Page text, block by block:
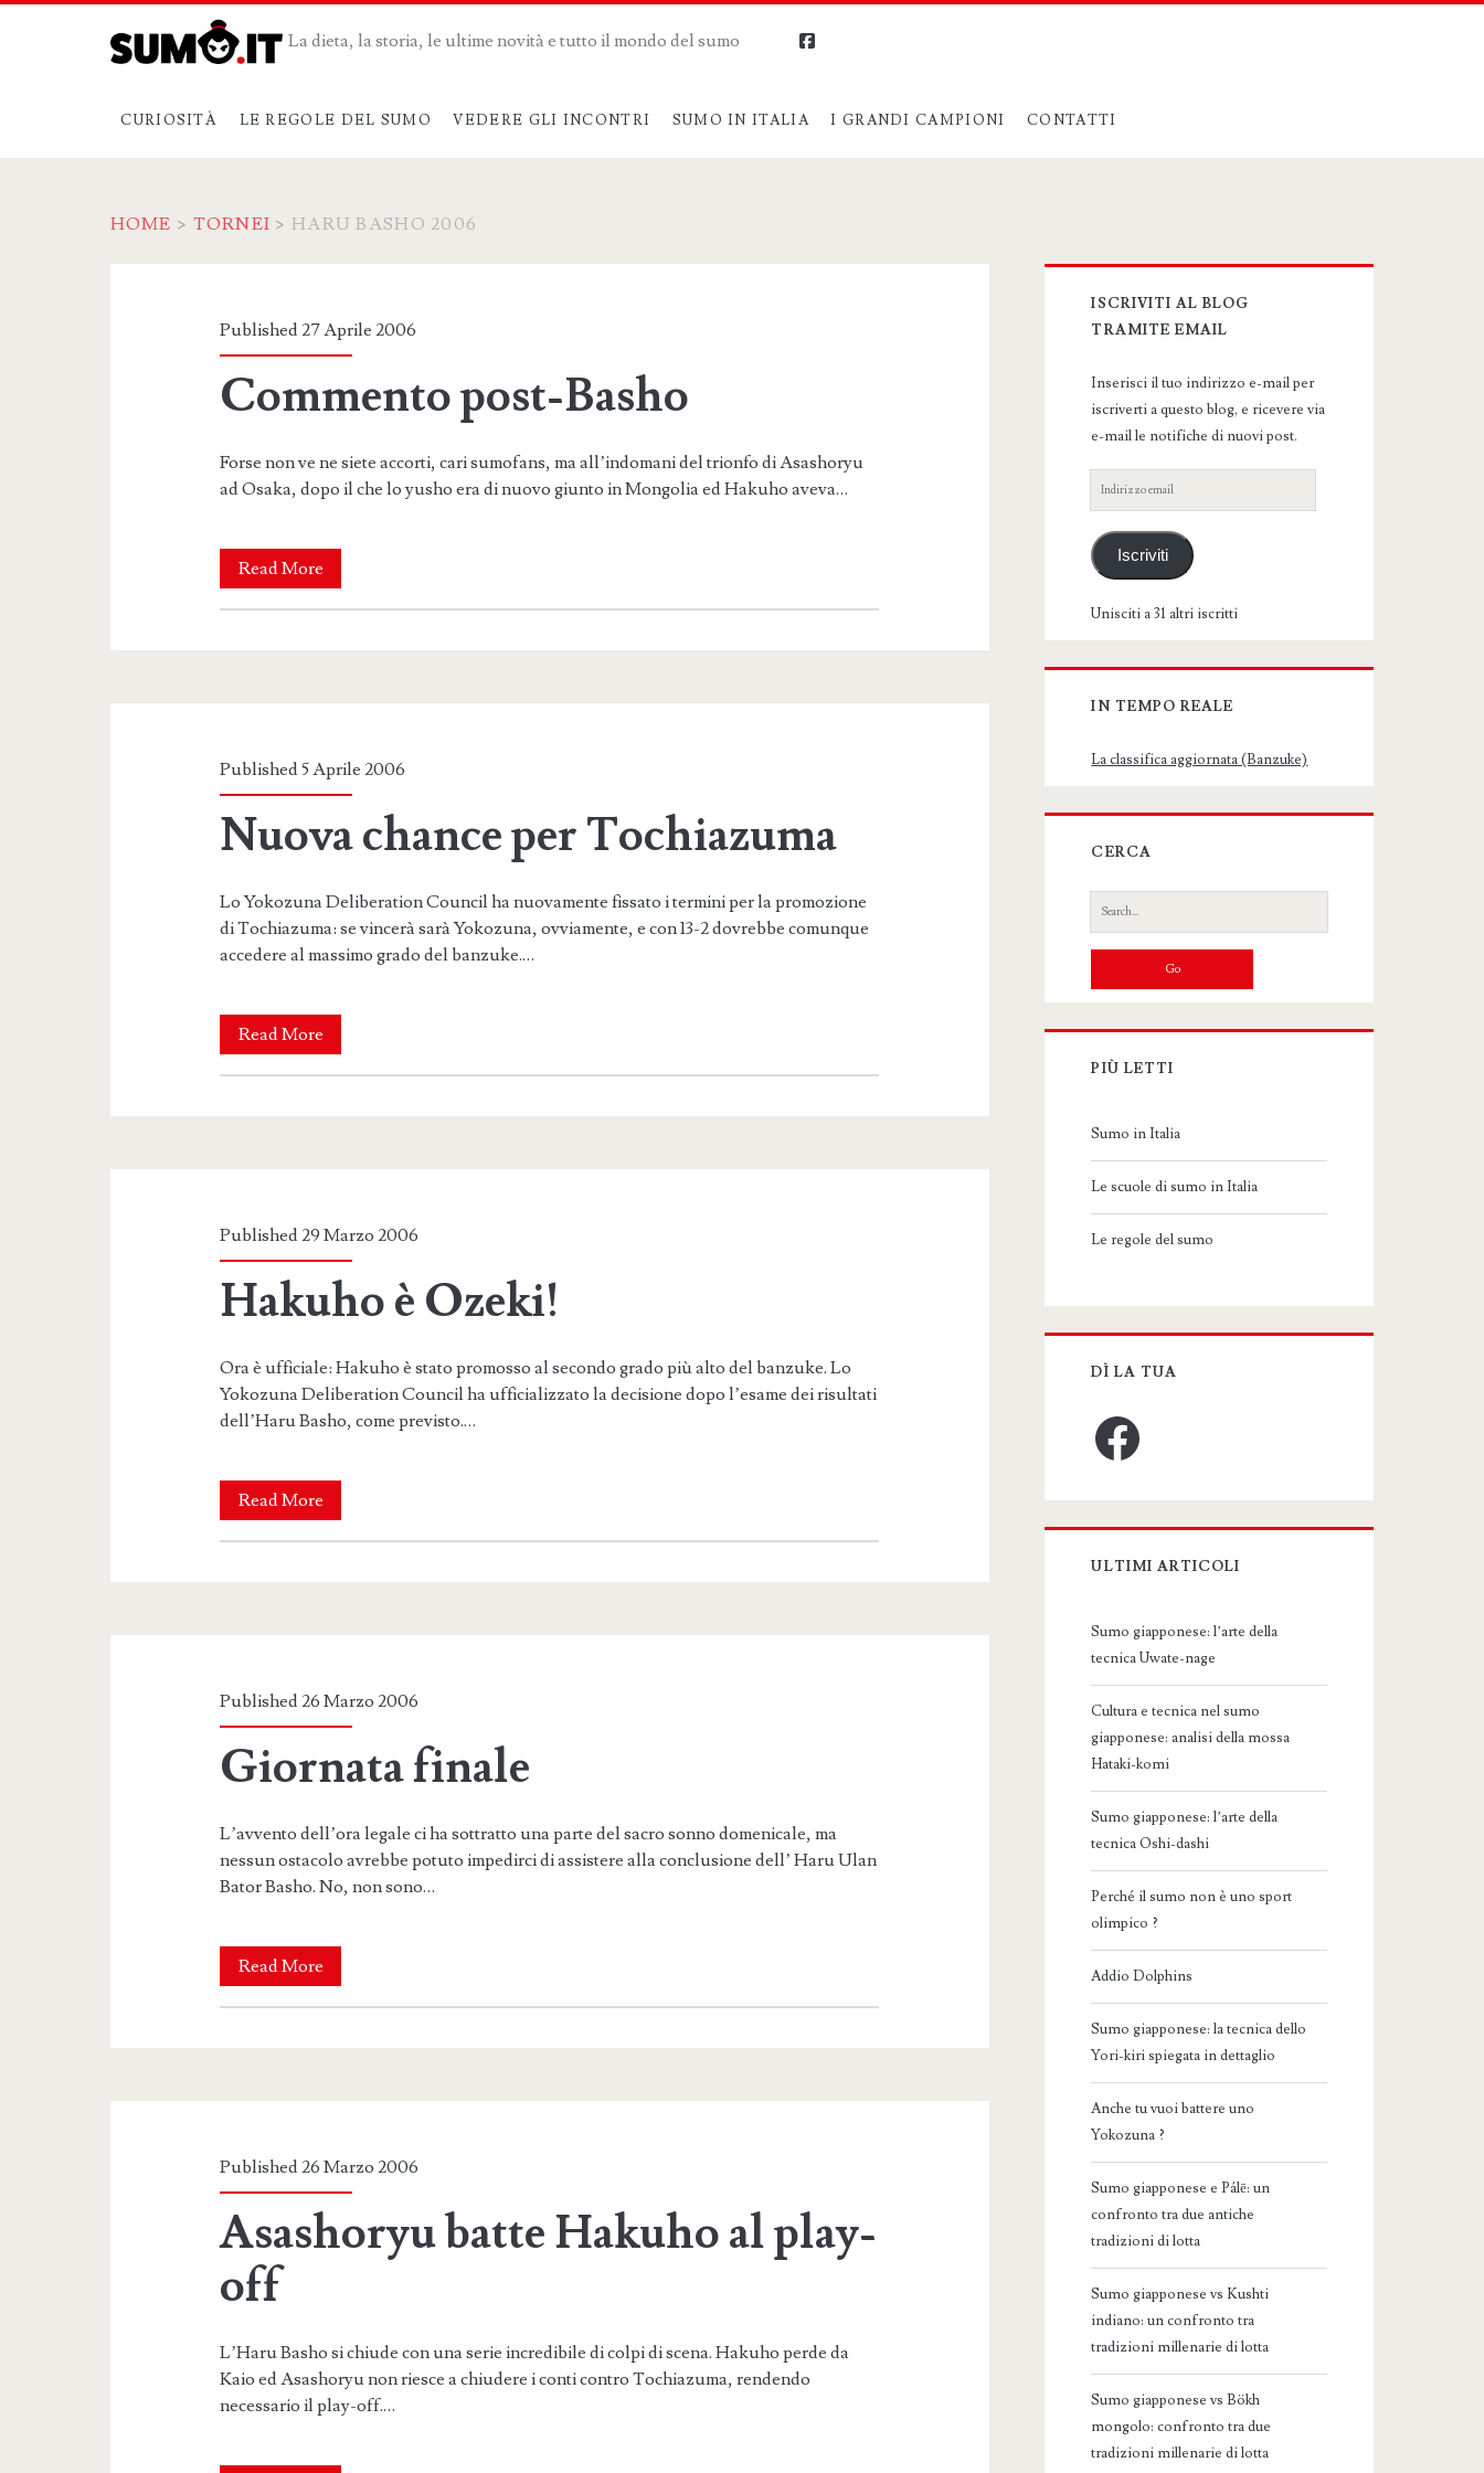
La dieta, la storia, le ultime novità e tutto il mondo del sumo
CURIOSITÀ LE REGOLE DEL SUMO VEDERE GLI INCONTRI SUMO IN ITALIA I GRANDI CAMPIONI CONTATTI
facebook
HOME > TORNEI > HARU BASHO 2006
<span>Haru
Basho
2006</span>
Published 27 Aprile 2006
Commento post-Basho
Forse non ve ne siete accorti, cari sumofans, ma all’indomani del trionfo di Asashoryu
ad Osaka, dopo il che lo yusho era di nuovo giunto in Mongolia ed Hakuho aveva…
Read MoreCommento
post-
Published 5 Aprile 2006
Nuova chance per Tochiazuma
Lo Yokozuna Deliberation Council ha nuovamente fissato i termini per la promozione
di Tochiazuma: se vincerà sarà Yokozuna, ovviamente, e con 13-2 dovrebbe comunque
accedere al massimo grado del banzuke.…
Read MoreNuova
chance
Published 29 Marzo 2006
Hakuho è Ozeki!
Ora è ufficiale: Hakuho è stato promosso al secondo grado più alto del banzuke. Lo
Yokozuna Deliberation Council ha ufficializzato la decisione dopo l’esame dei risultati
dell’Haru Basho, come previsto.…
Read MoreHakuho
è
Published 26 Marzo 2006
Giornata finale
L’avvento dell’ora legale ci ha sottratto una parte del sacro sonno domenicale, ma
nessun ostacolo avrebbe potuto impedirci di assistere alla conclusione dell’ Haru Ulan
Bator Basho. No, non sono…
Read MoreGiornata
finale
Published 26 Marzo 2006
Asashoryu batte Hakuho al play-
off
L’Haru Basho si chiude con una serie incredibile di colpi di scena. Hakuho perde da
Kaio ed Asashoryu non riesce a chiudere i conti contro Tochiazuma, rendendo
necessario il play-off.…
Primary
Sidebar
ISCRIVITI AL BLOG
TRAMITE EMAIL
Inserisci il tuo indirizzo e-mail per
iscriverti a questo blog, e ricevere via
e-mail le notifiche di nuovi post.
Indirizzo
email
Iscriviti
Unisciti a 31 altri iscritti
IN TEMPO REALE
La classifica aggiornata (Banzuke)
CERCA
Search
for:
PIÙ LETTI
Sumo in Italia
Le scuole di sumo in Italia
Le regole del sumo
DÌ LA TUA
Facebook
ULTIMI ARTICOLI
Sumo giapponese: l’arte della
tecnica Uwate-nage
Cultura e tecnica nel sumo
giapponese: analisi della mossa
Hataki-komi
Sumo giapponese: l’arte della
tecnica Oshi-dashi
Perché il sumo non è uno sport
olimpico ?
Addio Dolphins
Sumo giapponese: la tecnica dello
Yori-kiri spiegata in dettaglio
Anche tu vuoi battere uno
Yokozuna ?
Sumo giapponese e Pálē: un
confronto tra due antiche
tradizioni di lotta
Sumo giapponese vs Kushti
indiano: un confronto tra
tradizioni millenarie di lotta
Sumo giapponese vs Bökh
mongolo: confronto tra due
tradizioni millenarie di lotta